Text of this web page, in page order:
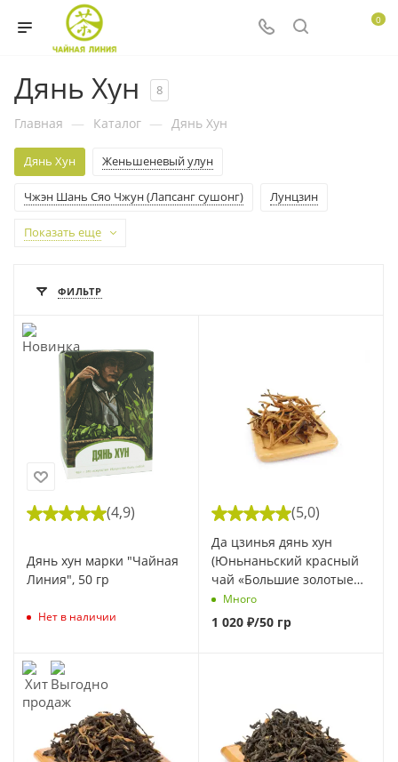
0
Дянь Хун 8
Главная — Каталог — Дянь Хун
Женьшеневый улун
Чжэн Шань Сяо Чжун (Лапсанг сушонг) Лунцзин
Дянь Хун
Показать еще
ФИЛЬТР
(4,9)
Дянь хун марки "Чайная
Линия", 50 гр
Нет в наличии
(5,0)
Да цзинья дянь хун
(Юньнаньский красный
чай «Большие золотые
почки»)
Много
1 020 ₽/50 гр